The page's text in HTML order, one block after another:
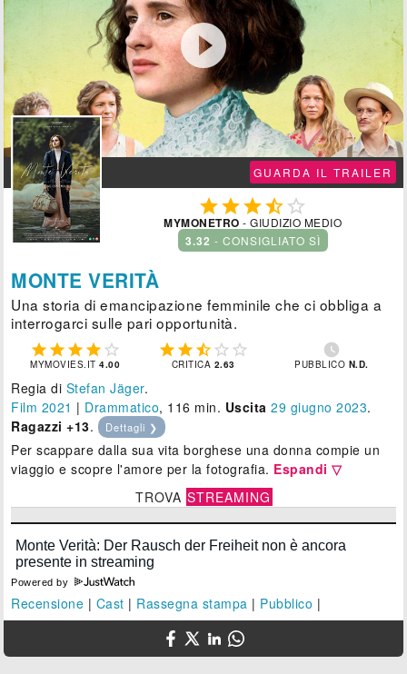

GUARDA IL TRAILER
 
MYMONETRO - GIUDIZIO MEDIO
3.32 - CONSIGLIATO SÌ
MONTE VERITÀ
Una storia di emancipazione femminile che ci obbliga a
interrogarci sulle pari opportunità.
    
MYMOVIES.IT4.00
    
CRITICA 2.63

PUBBLICO N.D.
Regia di Stefan Jäger.
Film 2021 | Drammatico, 116 min. Uscita 29 giugno 2023.
Ragazzi +13. Dettagli ❯
Per scappare dalla sua vita borghese una donna compie un
viaggio e scopre l'amore per la fotografia. Espandi ▽
TROVA STREAMING
Powered by
Recensione | Cast | Rassegna stampa | Pubblico |